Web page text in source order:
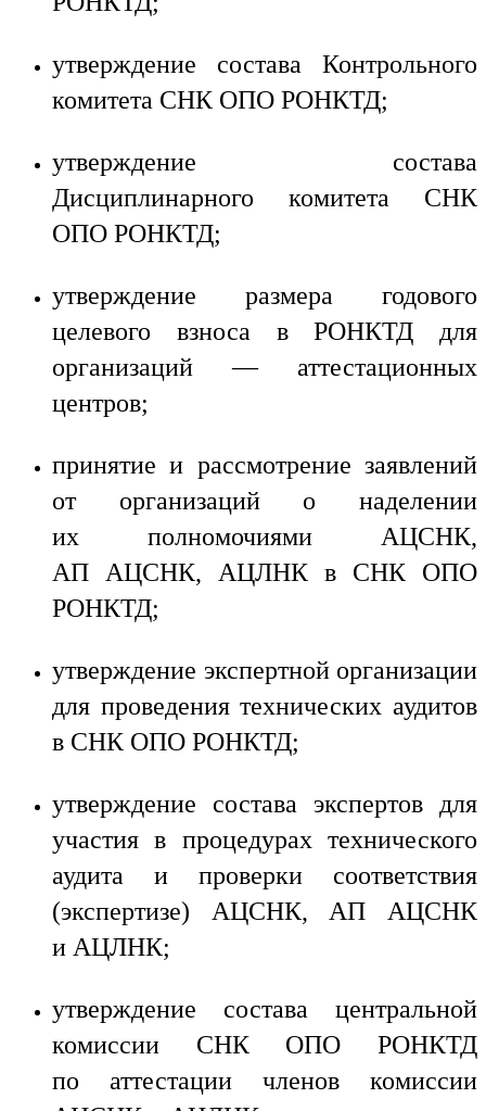
утверждение состава Контрольного
комитета СНК ОПО РОНКТД;
утверждение состава
Дисциплинарного комитета СНК
ОПО РОНКТД;
утверждение размера годового
целевого взноса в РОНКТД для
организаций — аттестационных
центров;
принятие и рассмотрение заявлений
от организаций о наделении
их полномочиями АЦСНК,
АП АЦСНК, АЦЛНК в СНК ОПО
РОНКТД;
утверждение экспертной организации
для проведения технических аудитов
в СНК ОПО РОНКТД;
утверждение состава экспертов для
участия в процедурах технического
аудита и проверки соответствия
(экспертизе) АЦСНК, АП АЦСНК
и АЦЛНК;
утверждение состава центральной
комиссии СНК ОПО РОНКТД
по аттестации членов комиссии